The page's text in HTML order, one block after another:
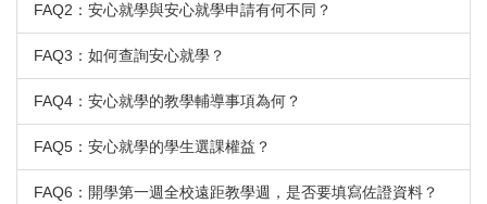
FAQ2：安心就學與安心就學申請有何不同？
FAQ3：如何查詢安心就學？
FAQ4：安心就學的教學輔導事項為何？
FAQ5：安心就學的學生選課權益？
FAQ6：開學第一週全校遠距教學週，是否要填寫佐證資料？